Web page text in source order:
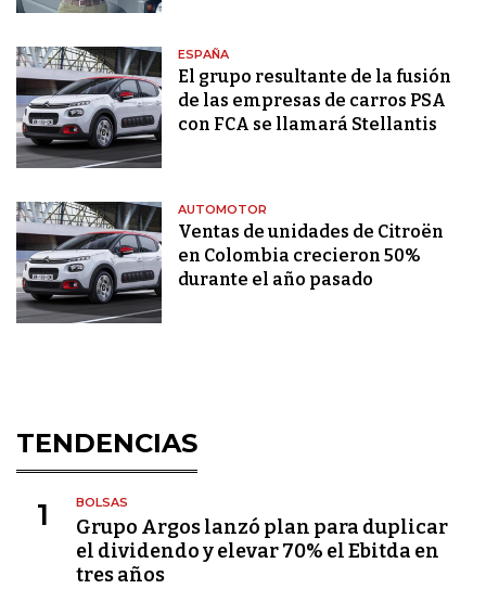
ESPAÑA
El grupo resultante de la fusión
de las empresas de carros PSA
con FCA se llamará Stellantis
AUTOMOTOR
Ventas de unidades de Citroën
en Colombia crecieron 50%
durante el año pasado
TENDENCIAS
1 BOLSAS
Grupo Argos lanzó plan para duplicar
el dividendo y elevar 70% el Ebitda en
tres años